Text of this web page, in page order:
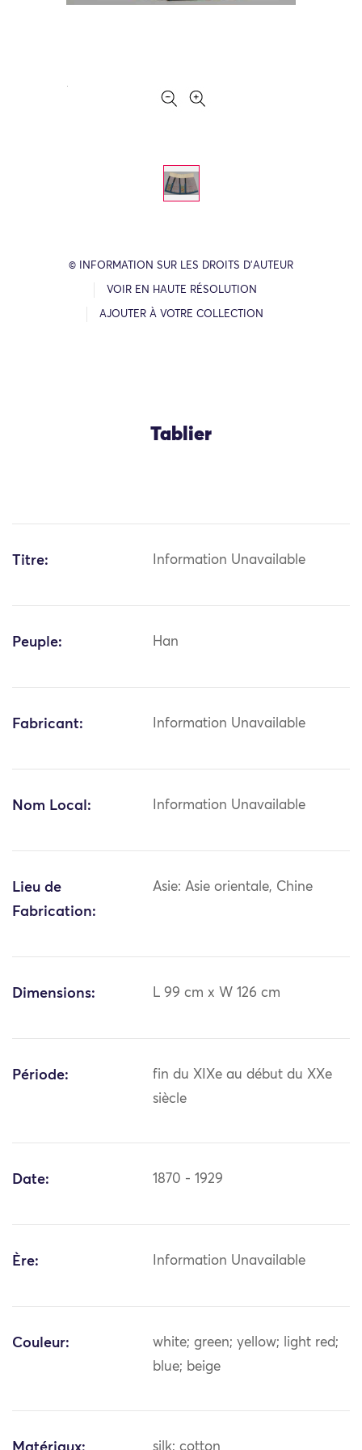
© INFORMATION SUR LES DROITS D’AUTEUR
VOIR EN HAUTE RÉSOLUTION
AJOUTER À VOTRE COLLECTION
Tablier
Titre: Information Unavailable
Peuple: Han
Fabricant: Information Unavailable
Nom Local: Information Unavailable
Lieu de
Fabrication:
Asie: Asie orientale, Chine
Dimensions: L 99 cm x W 126 cm
Période:
fin du XIXe au début du XXe
siècle
Date: 1870 - 1929
Ère: Information Unavailable
Couleur:
white; green; yellow; light red;
blue; beige